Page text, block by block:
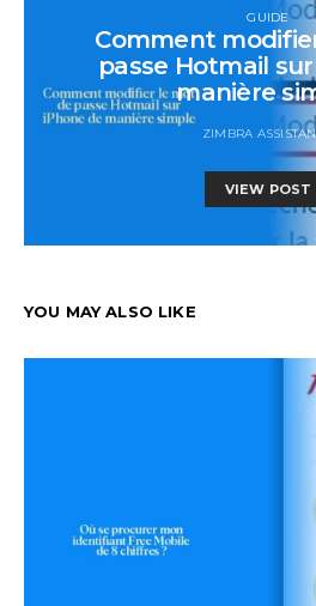
GUIDE
Comment
passe Hotmail
manière
ZIMBRA
VIEW POST
YOU MAY ALSO LIKE